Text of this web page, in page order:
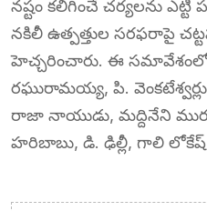
నష్టం కలిగించే చర్యలను
నకిలీ ఉత్పత్తుల సరఫరాపై
హెచ్చరించారు. ఈ సమావేశంలో
రఘురామయ్య, పి.
రాజా నాయుడు, మద్దినేని
హరిబాబు, డి. ఢిల్లీ, గాలి లోకేష్